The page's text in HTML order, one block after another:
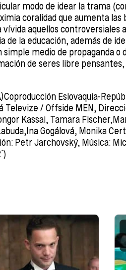
modo de idear la trama
coralidad que aumenta las
aquellos controversiales
de la educación, además de
medio de propaganda o
de seres libre pensantes,
Eslovaquia-
Televize / Offside MEN,
Kassai, Tamara
Gogálová, Monika
Petr Jarchovský, Música: